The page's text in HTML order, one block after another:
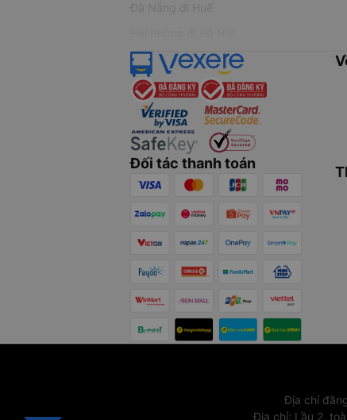
Đà Nẵng đi Huế
Đối tác thanh toán
Địa chỉ
Địa chỉ: Lầu 2,